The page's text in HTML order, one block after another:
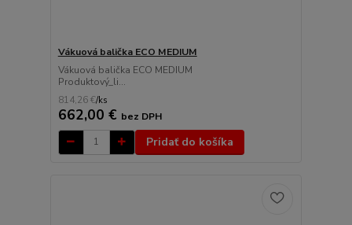
Vákuová balička ECO MEDIUM
Vákuová balička ECO MEDIUM
Produktový_li...
814,26 €/ks
662,00 € bez DPH
Pridať do košíka